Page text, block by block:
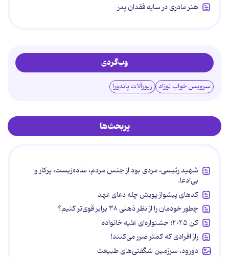
هنر مادری در سایه‌ فقدان پدر
وب‌گردی
سرویس خواب نوزاد زیورآلات پاندورا
پربحث‌ها
شهید رئیسی، مردی بود از جنس مردم، ساده‌زیست، پرکار و
بی‌ادعا.
کدهای پیشواز پویش چله دعای عهد
چطور خودمان را از نظر ذهنی ۳۸ برابر قوی‌تر کنیم؟
کن ۲۰۲۵؛ جشنواره‌ای علیه خانواده
راز افرادی که کمتر ضرر می‌کنند!
دورود، سرزمین شگفتی‌های طبیعت